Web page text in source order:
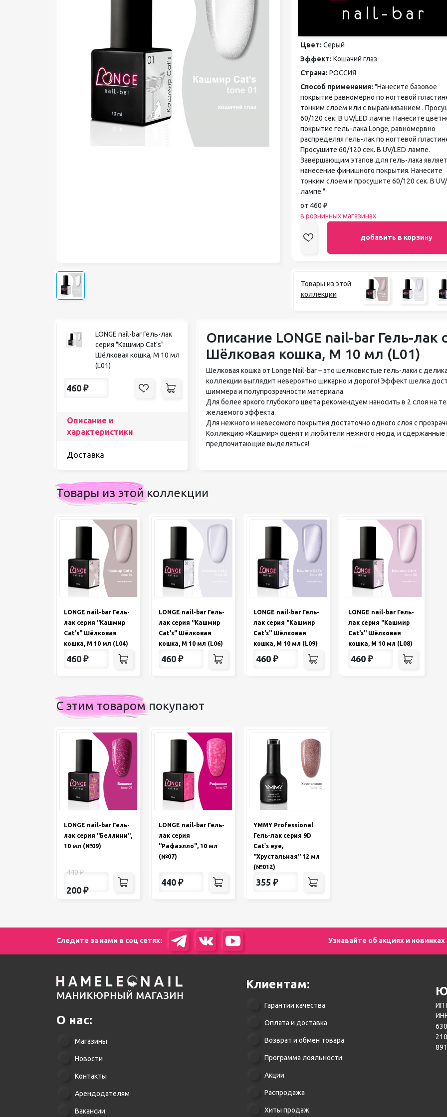
Лампы для сушки ногтей
Лечение и уход за кутикулой и
Пилки для ногтей
Расходные материалы
Средства для кислотного и
щелочного педикюра
Стерилизаторы
Цвет: Серый
Эффект: Кошачий глаз
Страна: РОССИЯ
Способ применения: "Нанесите базовое
покрытие равномерно по ногтевой
тонким слоем или с выравниванием .
60/120 сек. В UV/LED лампе. Нанесите
покрытие гель-лака Longe, равномервно
распределяя гель-лак по ногтевой
Просушите 60/120 сек. В UV/LED лампе.
Завершающим этапов для гель-лака
нанесение финишного покрытия. Нанесите
тонким слоем и просушите 60/120 сек. В UV/
лампе."
от 460 ₽
в розничных магазинах
добавить в корзину
Товары из этой
коллекции
LONGE nail-bar Гель-лак
серия "Кашмир Cat's"
Шёлковая кошка, M 10 мл
(L01)
460 ₽
Описание и
характеристики
Доставка
Описание LONGE nail-bar Гель-
Шёлковая кошка, M 10 мл (L01)
Шелковая кошка от Longe Nail-bar – это шелковистые гель-лаки с
коллекции выглядит невероятно шикарно и дорого! Эффект шелка
шиммера и полупрозрачности материала.
Для более яркого глубокого цвета рекомендуем наносить в 2 слоя на
желаемого эффекта.
Для нежного и невесомого покрытия достаточно одного слоя с
Коллекцию «Кашмир» оценят и любители нежного нюда, и сдержанные
предпочитающие выделяться!
Товары из этой коллекции
LONGE nail-bar Гель-
лак серия "Кашмир
Cat's" Шёлковая
кошка, M 10 мл (L04)
460 ₽
LONGE nail-bar Гель-
лак серия "Кашмир
Cat's" Шёлковая
кошка, M 10 мл (L06)
460 ₽
LONGE nail-bar Гель-
лак серия "Кашмир
Cat's" Шёлковая
кошка, M 10 мл (L09)
460 ₽
LONGE nail-bar Гель-
лак серия "Кашмир
Cat's" Шёлковая
кошка, M 10 мл (L08)
460 ₽
С этим товаром покупают
LONGE nail-bar Гель-
лак серия "Беллини",
10 мл (№09)
440₽
200 ₽
LONGE nail-bar Гель-
лак серия
"Рафаэлло", 10 мл
(№07)
440 ₽
YMMY Professional
Гель-лак серия 9D
Cat`s eye,
"Хрустальная" 12 мл
(№012)
355 ₽
Следите за нами в соц сетях: Узнавайте об акциях и
О нас:
Магазины
Новости
Контакты
Арендодателям
Вакансии
Клиентам:
Гарантии качества
Оплата и доставка
Возврат и обмен товара
Программа лояльности
Акции
Распродажа
Хиты продаж
ИП
210